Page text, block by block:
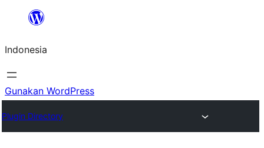
Lewati
konten
Indonesia
Gunakan WordPress
Plugin Directory